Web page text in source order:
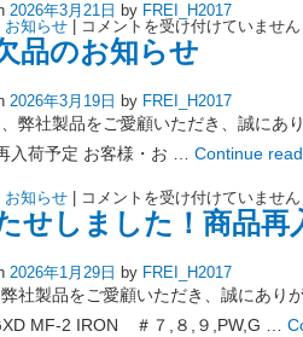
ま
し
た！
商
再
入
荷
の
お
せ
は
2026年3月21日 by FREI_H2017
お知らせ
新
し
い
「試
会
の
ポ
ス
タ
で
き
ま
は
コメントを受け付けていません
品のお知らせ
2026年3月19日 by FREI_H2017
、弊社製品をご愛顧いただき、誠に
入荷予定 お客様・お … Continue
お知らせ
在
庫
欠
品
お
知
ら
せ
コメントを受け付けていません
せしました！商品再
2026年1月29日 by FREI_H2017
社製品をご愛顧いただき、誠にあり
MF-2 IRON ＃７,８,９,PW,G …